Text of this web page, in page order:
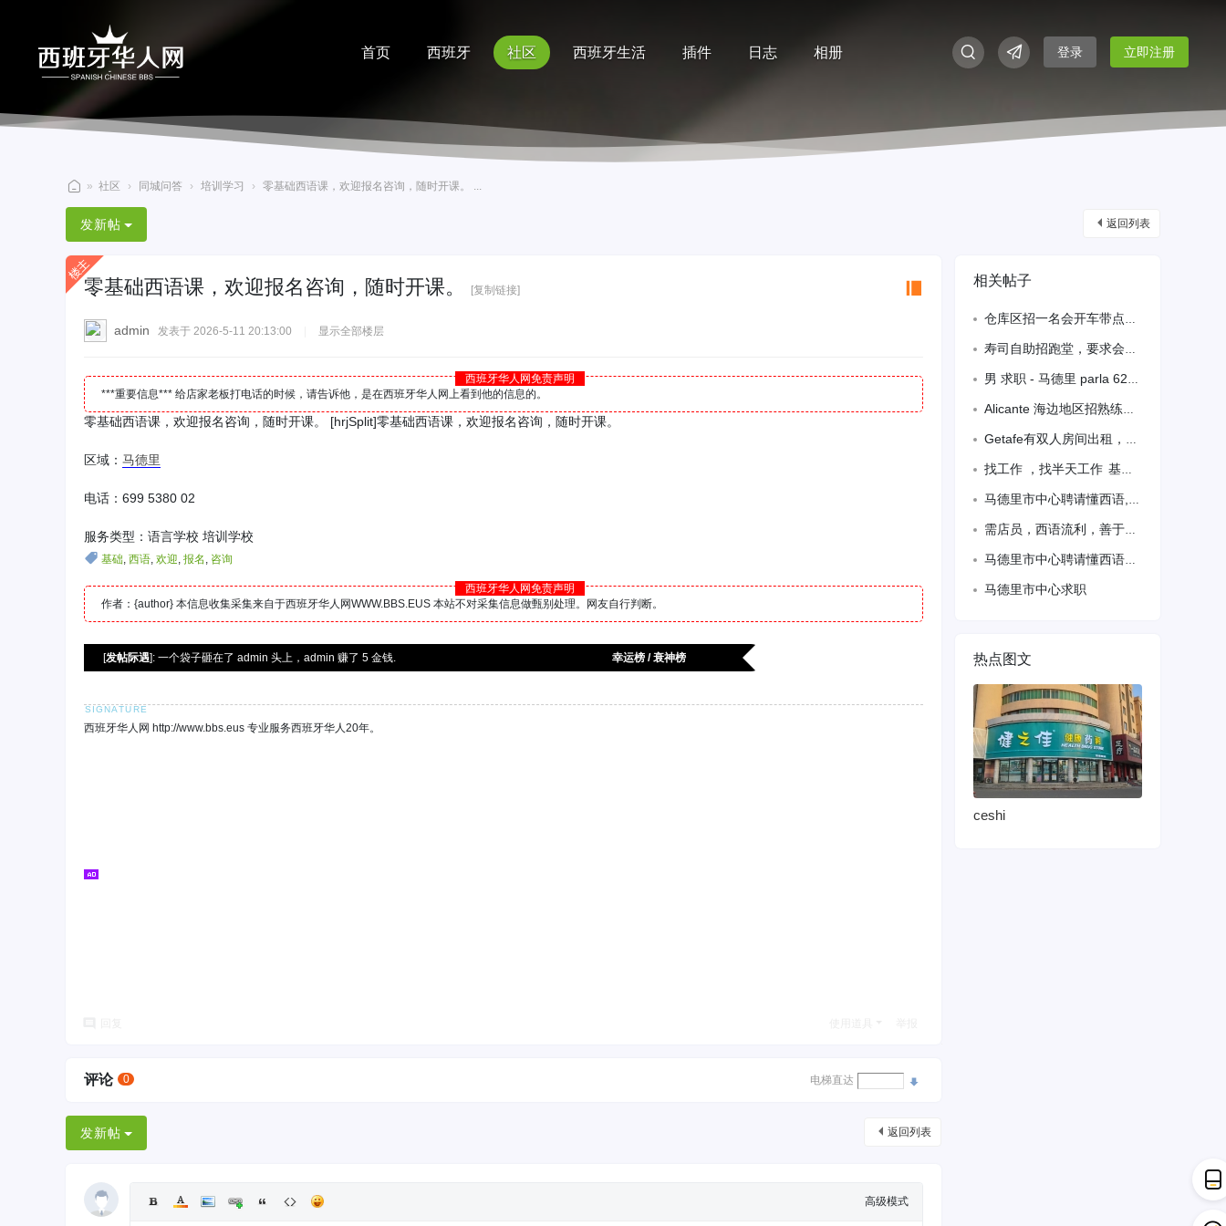
首页 西班牙 社区 西班牙生活 插件 日志 相册 登录 立即注册
西
班
牙
华
» 社区 › 同城问答 › 培训学习 › 零基础西语课，欢迎报名咨询，随时开课。 ...
返回列表
发新帖
零基础西语课，欢迎报名咨询，随时开课。 [复制链接]
admin 发表于 2026-5-11 20:13:00 显示全部楼层
西班牙华人网免责声明
***重要信息*** 给店家老板打电话的时候，请告诉他，是在西班牙华人网上看到他的信息的。
零基础西语课，欢迎报名咨询，随时开课。 [hrjSplit]零基础西语课，欢迎报名咨询，随时开课。
区域： 马德里
电话：699 5380 02
服务类型：语言学校 培训学校
基础, 西语, 欢迎, 报名 , 咨询
西班牙华人网免责声明
作者：{author} 本信息收集采集来自于西班牙华人网WWW.BBS.EUS 本站不对采集信息做甄别处理。网友自行判断。
[发帖际遇]: 一个袋子砸在了 admin 头上，admin 赚了 5 金钱. 幸运榜 / 衰神榜
西班牙华人网 http://www.bbs.eus 专业服务西班牙华人20年。
评论 0 电梯直达
返回列表
发新帖
高级模式
相关帖子
仓库区招一名会开车带点西语的男师傅，工资优692672121
寿司自助招跑堂，要求会西语，上五休二，包吃住，希望在八月份最
男 求职 - 马德里 parla 622133460
Alicante 海边地区招熟练英西语跑堂，待遇优
Getafe有双人房间出租，欢迎入住
找工作 ，找半天工作 基础美甲 微信：ro481029
马德里市中心聘请懂西语,两年经验以上的服装店员，下午半工或者全工，工资面议。联系
需店员，西语流利，善于沟通，待遇优，马德里仓库区，备居留
马德里市中心聘请懂西语的服装店员,工资面议。联系电话689272321
马德里市中心求职
热点图文
ceshi